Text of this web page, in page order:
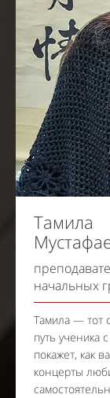
Тамила
начальных
Тамила — тот
путь ученика
покажет, как
концерты